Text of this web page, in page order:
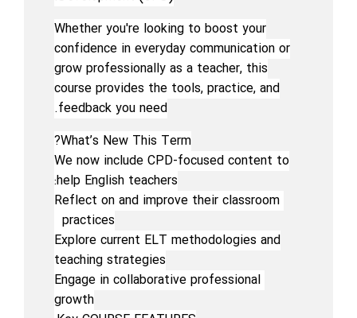
Whether you're looking to boost your
confidence in everyday communication or
grow professionally as a teacher, this
course provides the tools, practice, and
feedback you need.
What’s New This Term?
We now include CPD-focused content to
help English teachers:
Reflect on and improve their classroom
practices
Explore current ELT methodologies and
teaching strategies
Engage in collaborative professional
growth